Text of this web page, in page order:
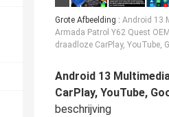
Grote Afbeelding : Android 13
Armada Patrol Y62 Quest
draadloze CarPlay, YouTube,
Android 13
CarPlay, YouTube,
beschrijving